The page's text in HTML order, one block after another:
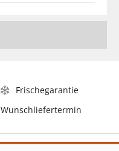
Frischegarantie
Wunschliefertermin